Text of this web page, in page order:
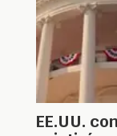
EE.UU.